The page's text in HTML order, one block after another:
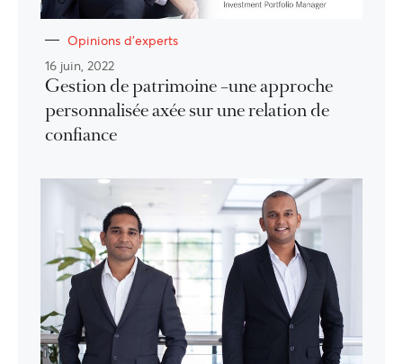
Opinions d'experts
16 juin, 2022
Gestion de patrimoine –une approche
personnalisée axée sur une relation de
confiance